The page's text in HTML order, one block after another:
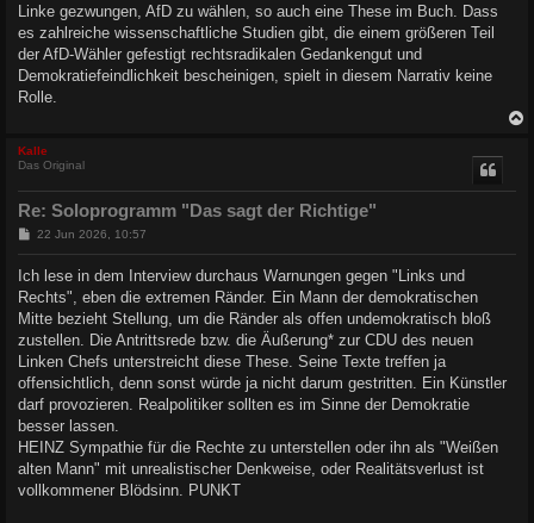
Linke gezwungen, AfD zu wählen, so auch eine These im Buch. Dass
es zahlreiche wissenschaftliche Studien gibt, die einem größeren Teil
der AfD-Wähler gefestigt rechtsradikalen Gedankengut und
Demokratiefeindlichkeit bescheinigen, spielt in diesem Narrativ keine
Rolle.
Kalle
Das Original
Re: Soloprogramm "Das sagt der Richtige"
B
t
r
a
g
22 Jun 2026, 10:57
Ich lese in dem Interview durchaus Warnungen gegen "Links und
Rechts", eben die extremen Ränder. Ein Mann der demokratischen
Mitte bezieht Stellung, um die Ränder als offen undemokratisch bloß
zustellen. Die Antrittsrede bzw. die Äußerung* zur CDU des neuen
Linken Chefs unterstreicht diese These. Seine Texte treffen ja
offensichtlich, denn sonst würde ja nicht darum gestritten. Ein Künstler
darf provozieren. Realpolitiker sollten es im Sinne der Demokratie
besser lassen.
HEINZ Sympathie für die Rechte zu unterstellen oder ihn als "Weißen
alten Mann" mit unrealistischer Denkweise, oder Realitätsverlust ist
vollkommener Blödsinn. PUNKT